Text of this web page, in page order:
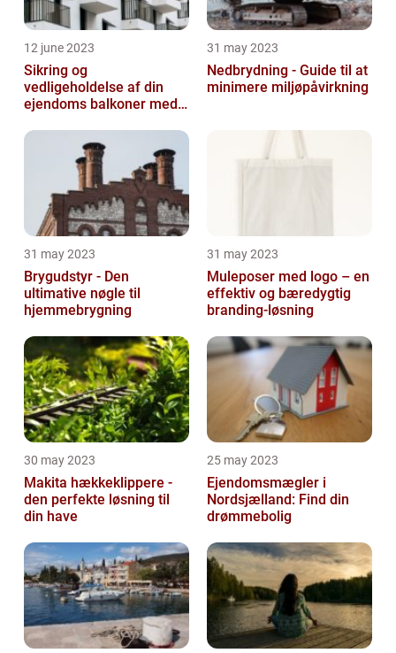
12 june 2023
Sikring og
vedligeholdelse af din
ejendoms balkoner med
31 may 2023
Nedbrydning - Guide til at
minimere miljøpåvirkning
31 may 2023
Brygudstyr - Den
ultimative nøgle til
hjemmebrygning
31 may 2023
Muleposer med logo – en
effektiv og bæredygtig
branding-løsning
30 may 2023
Makita hækkeklippere -
den perfekte løsning til
din have
25 may 2023
Ejendomsmægler i
Nordsjælland: Find din
drømmebolig